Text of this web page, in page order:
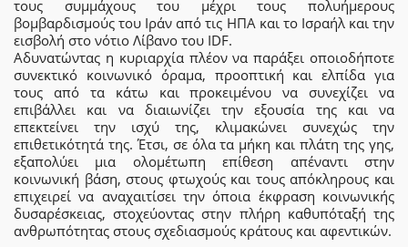
τους συμμάχους του μέχρι τους πολυήμερους
βομβαρδισμούς του Ιράν από τις ΗΠΑ και το Ισραήλ και την
εισβολή στο νότιο Λίβανο του IDF.
Αδυνατώντας η κυριαρχία πλέον να παράξει οποιοδήποτε
συνεκτικό κοινωνικό όραμα, προοπτική και ελπίδα για
τους από τα κάτω και προκειμένου να συνεχίζει να
επιβάλλει και να διαιωνίζει την εξουσία της και να
επεκτείνει την ισχύ της, κλιμακώνει συνεχώς την
επιθετικότητά της. Έτσι, σε όλα τα μήκη και πλάτη της γης,
εξαπολύει μια ολομέτωπη επίθεση απέναντι στην
κοινωνική βάση, στους φτωχούς και τους απόκληρους και
επιχειρεί να αναχαιτίσει την όποια έκφραση κοινωνικής
δυσαρέσκειας, στοχεύοντας στην πλήρη καθυπόταξή της
ανθρωπότητας στους σχεδιασμούς κράτους και αφεντικών.